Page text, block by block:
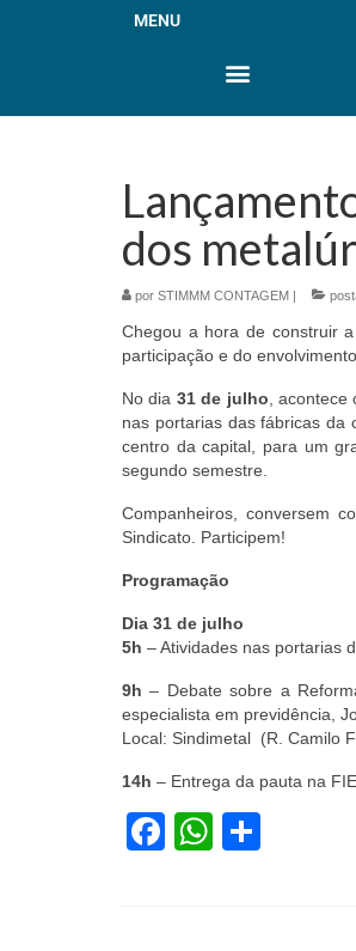
MENU
dos
por STIMMM CONTAGEM |
Chegou a hora de construir
participação e do
No dia 31 de julho ,
nas portarias das fábricas da
centro da capital, para um
segundo semestre.
Companheiros, conversem
Sindicato. Participem!
Programação
Dia 31 de julho
5h – Atividades nas portarias
9h – Debate sobre a
especialista em previdência,
Local: Sindimetal (R. Camilo
14h – Entrega da pauta na
Facebook